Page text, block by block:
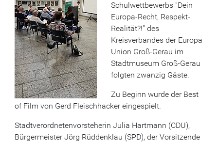
Schulwettbewerbs "Dein
Europa-Recht, Respekt-
Realität?!" des
Kreisverbandes der Europa
Union Groß-Gerau im
Stadtmuseum Groß-Gerau
folgten zwanzig Gäste.
Zu Beginn wurde der Best
of Film von Gerd Fleischhacker eingespielt.
Stadtverordnetenvorsteherin Julia Hartmann (CDU),
Bürgermeister Jörg Rüddenklau (SPD), der Vorsitzende